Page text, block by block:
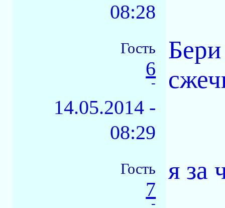
08:28
Гость
6
-
14.05.2014 -
08:29
Гость
7
-
я за